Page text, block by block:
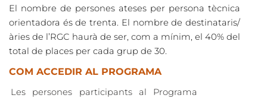
El nombre de persones ateses per persona tècnica
orientadora és de trenta. El nombre de destinataris/
àries de l’RGC haurà de ser, com a mínim, el 40% del
total de places per cada grup de 30.
COM ACCEDIR AL PROGRAMA
Les persones participants al Programa